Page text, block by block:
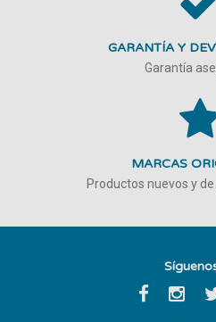
GARANTÍA Y
Garantía
MARCAS
Productos nuevos y